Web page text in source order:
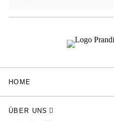
HOME
ÜBER UNS